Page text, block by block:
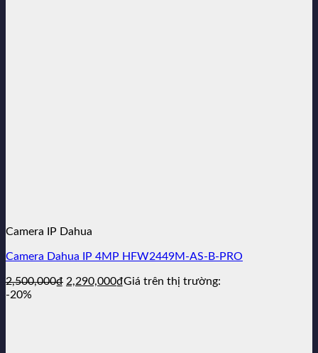
Camera IP Dahua
Camera Dahua IP 4MP HFW2449M-AS-B-PRO
2,500,000₫ Giá
2,290,000₫Giá
Giá trên thị trường:
-20%